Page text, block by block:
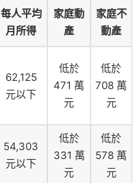
每人平均
月所得
家庭動
產
家庭不
動產
62,125
元以下
低於
471 萬
元
低於
708 萬
元
54,303
元以下
低於
331 萬
元
低於
578 萬
元